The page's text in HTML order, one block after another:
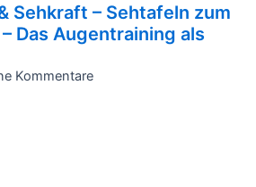
Sehkraft – Sehtafeln zum
Das Augentraining als
Kommentare